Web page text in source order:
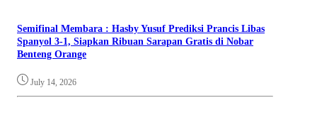
Semifinal Membara : Hasby Yusuf Prediksi Prancis Libas
Spanyol 3-1, Siapkan Ribuan Sarapan Gratis di Nobar
Benteng Orange
July 14, 2026